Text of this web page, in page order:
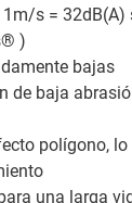
s = 32dB(A)
)
bajas
de baja
polígono, lo
una larga